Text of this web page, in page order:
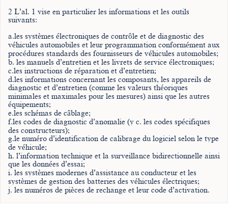
2 L’al. 1 vise en particulier les informations et les outils
suivants:
a.les systèmes électroniques de contrôle et de diagnostic des
véhicules automobiles et leur programmation conformément aux
procédures standards des fournisseurs de véhicules automobiles;
b. les manuels d’entretien et les livrets de service électroniques;
c.les instructions de réparation et d’entretien;
d.les informations concernant les composants, les appareils de
diagnostic et d’entretien (comme les valeurs théoriques
minimales et maximales pour les mesures) ainsi que les autres
équipements;
e.les schémas de câblage;
f.les codes de diagnostic d’anomalie (y c. les codes spécifiques
des constructeurs);
g.le numéro d’identification de calibrage du logiciel selon le type
de véhicule;
h. l’information technique et la surveillance bidirectionnelle ainsi
que les données d’essai;
i. les systèmes modernes d’assistance au conducteur et les
systèmes de gestion des batteries des véhicules électriques;
j. les numéros de pièces de rechange et leur code d’activation.